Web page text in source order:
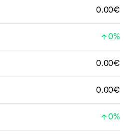
0.00€
0%
0.00€
0.00€
0%